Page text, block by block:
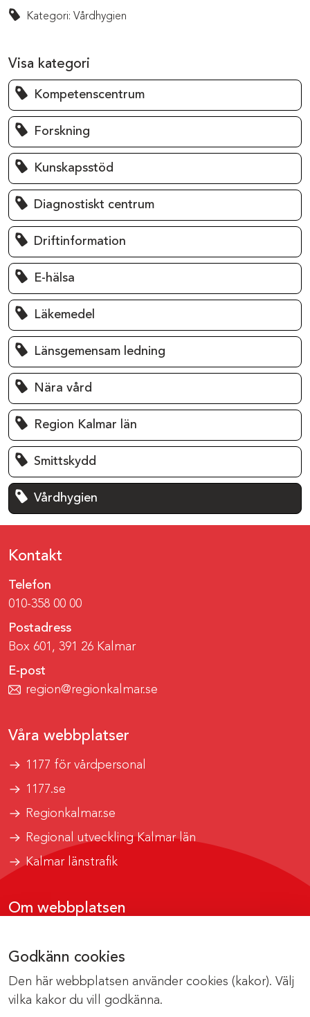
Godkänn cookies
Den här webbplatsen använder cookies (kakor). Välj
vilka kakor du vill godkänna.
Kategori: Vårdhygien
Visa kategori
Kompetenscentrum
Forskning
Kunskapsstöd
Diagnostiskt centrum
Driftinformation
E-hälsa
Läkemedel
Länsgemensam ledning
Nära vård
Region Kalmar län
Smittskydd
Vårdhygien
Kontakt
Telefon
010-358 00 00
Postadress
Box 601, 391 26 Kalmar
E-post
region@regionkalmar.se
Våra webbplatser
1177 för vårdpersonal
1177.se
Regionkalmar.se
Regional utveckling Kalmar län
Kalmar länstrafik
Om webbplatsen
Om cookies
Kontakta webbredaktionen